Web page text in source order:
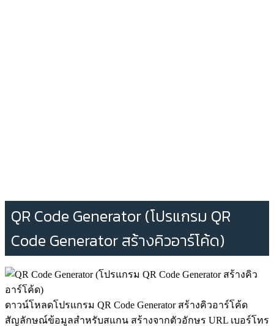
QR Code Generator (โปรแกรม QR
Code Generator สร้างคิวอาร์โค้ด)
ดาวน์โหลดโปรแกรม QR Code Generator สร้างคิวอาร์โค้ด
สัญลักษณ์ข้อมูลสำหรับสแกน สร้างจากตัวอักษร URL เบอร์โทร